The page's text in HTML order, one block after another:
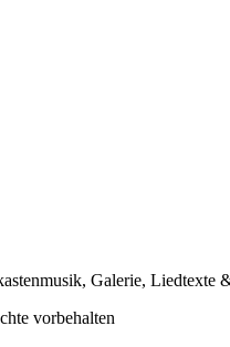
Galerie, Liedtexte
vorbehalten